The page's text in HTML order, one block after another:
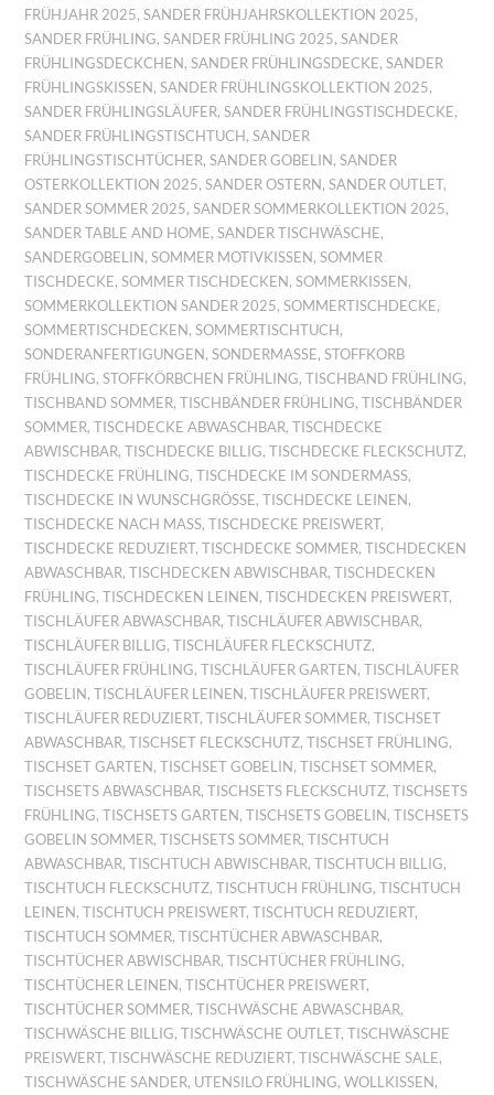
FRÜHJAHR 2025,SANDER FRÜHJAHRSKOLLEKTION 2025,
SANDER FRÜHLING,SANDER FRÜHLING 2025,SANDER
FRÜHLINGSDECKCHEN ,SANDER FRÜHLINGSDECKE,SANDER
FRÜHLINGSKISSEN ,SANDER FRÜHLINGSKOLLEKTION 2025,
SANDER FRÜHLINGSLÄUFER,SANDER FRÜHLINGSTISCHDECKE,
SANDER FRÜHLINGSTISCHTUCH ,SANDER
FRÜHLINGSTISCHTÜCHER,SANDER GOBELIN ,SANDER
OSTERKOLLEKTION 2025,SANDER OSTERN ,SANDER OUTLET,
SANDER SOMMER 2025,SANDER SOMMERKOLLEKTION 2025,
SANDER TABLE AND HOME,SANDER TISCHWÄSCHE,
SANDERGOBELIN ,SOMMER MOTIVKISSEN ,SOMMER
TISCHDECKE,SOMMER TISCHDECKEN ,SOMMERKISSEN ,
SOMMERKOLLEKTION SANDER 2025,SOMMERTISCHDECKE,
SOMMERTISCHDECKEN ,SOMMERTISCHTUCH ,
SONDERANFERTIGUNGEN ,SONDERMASSE ,STOFFKORB
FRÜHLING,STOFFKÖRBCHEN FRÜHLING,TISCHBAND FRÜHLING,
TISCHBAND SOMMER,TISCHBÄNDER FRÜHLING,TISCHBÄNDER
SOMMER,TISCHDECKE ABWASCHBAR,TISCHDECKE
ABWISCHBAR,TISCHDECKE BILLIG,TISCHDECKE FLECKSCHUTZ,
TISCHDECKE FRÜHLING,TISCHDECKE IM SONDERMASS ,
TISCHDECKE IN WUNSCHGRÖSSE ,TISCHDECKE LEINEN ,
TISCHDECKE NACH MASS ,TISCHDECKE PREISWERT,
TISCHDECKE REDUZIERT,TISCHDECKE SOMMER,TISCHDECKEN
ABWASCHBAR,TISCHDECKEN ABWISCHBAR,TISCHDECKEN
FRÜHLING,TISCHDECKEN LEINEN ,TISCHDECKEN PREISWERT,
TISCHLÄUFER ABWASCHBAR,TISCHLÄUFER ABWISCHBAR,
TISCHLÄUFER BILLIG,TISCHLÄUFER FLECKSCHUTZ,
TISCHLÄUFER FRÜHLING,TISCHLÄUFER GARTEN ,TISCHLÄUFER
GOBELIN ,TISCHLÄUFER LEINEN ,TISCHLÄUFER PREISWERT,
TISCHLÄUFER REDUZIERT,TISCHLÄUFER SOMMER,TISCHSET
ABWASCHBAR,TISCHSET FLECKSCHUTZ,TISCHSET FRÜHLING,
TISCHSET GARTEN ,TISCHSET GOBELIN ,TISCHSET SOMMER,
TISCHSETS ABWASCHBAR,TISCHSETS FLECKSCHUTZ,TISCHSETS
FRÜHLING,TISCHSETS GARTEN ,TISCHSETS GOBELIN ,TISCHSETS
GOBELIN SOMMER,TISCHSETS SOMMER,TISCHTUCH
ABWASCHBAR,TISCHTUCH ABWISCHBAR,TISCHTUCH BILLIG,
TISCHTUCH FLECKSCHUTZ,TISCHTUCH FRÜHLING,TISCHTUCH
LEINEN ,TISCHTUCH PREISWERT,TISCHTUCH REDUZIERT,
TISCHTUCH SOMMER,TISCHTÜCHER ABWASCHBAR,
TISCHTÜCHER ABWISCHBAR,TISCHTÜCHER FRÜHLING,
TISCHTÜCHER LEINEN ,TISCHTÜCHER PREISWERT,
TISCHTÜCHER SOMMER,TISCHWÄSCHE ABWASCHBAR,
TISCHWÄSCHE BILLIG,TISCHWÄSCHE OUTLET,TISCHWÄSCHE
PREISWERT,TISCHWÄSCHE REDUZIERT,TISCHWÄSCHE SALE,
TISCHWÄSCHE SANDER, UTENSILO FRÜHLING,WOLLKISSEN ,